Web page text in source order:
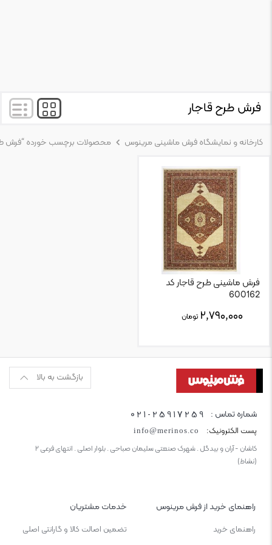
فرش طرح قاجار
کارخانه و نمایشگاه فرش ماشینی مرینوس محصولات برچسب خورده “فرش
فرش ماشینی طرح قاجار کد
600162
۲,۷۹۰,۰۰۰ تومان
بازگشت به بالا
شماره تماس : 021-25917259
پست الکترونیک: info@merinos.co
کاشان - آران و بیدگل . شهرک صنعتی سلیمان صباحی . بلوار اصلی . انتهای فرعی ۲
(نشاط)
راهنمای خرید از فرش مرینوس
راهنمای خرید
خدمات مشتریان
تضمین اصالت کالا و گارانتی اصلی